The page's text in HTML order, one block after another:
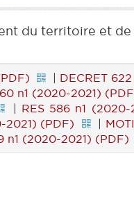
du territoire et de
| DECRET
n1 (2020-2021)
| RES 586 n1 (2020-
2021) (PDF) |
n1 (2020-2021) (PDF)